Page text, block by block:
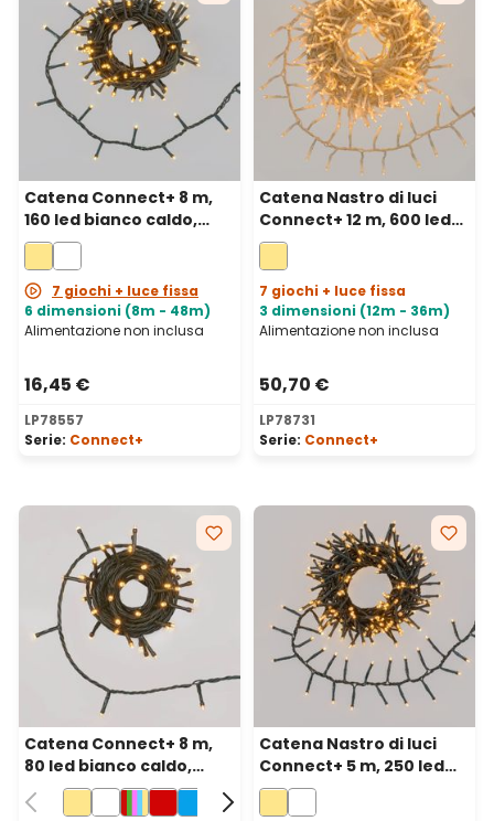
Catena Connect+ 8 m,
160 led bianco caldo,
cavo verde,
prolungabile
7 giochi + luce fissa
6 dimensioni (8m - 48m)
Alimentazione non inclusa
16,45 €
LP78557
Serie: Connect+
Catena Nastro di luci
Connect+ 12 m, 600 led
bianco caldo, cavo
trasparente,
prolungabile
7 giochi + luce fissa
3 dimensioni (12m - 36m)
Alimentazione non inclusa
50,70 €
LP78731
Serie: Connect+
Catena Connect+ 8 m,
80 led bianco caldo,
cavo verde,
prolungabile
Catena Nastro di luci
Connect+ 5 m, 250 led
bianco caldo, cavo
verde, prolungabile